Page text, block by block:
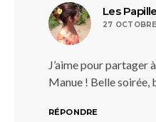
Les
27
J’aime pour partager
Manue ! Belle soirée,
RÉPONDRE